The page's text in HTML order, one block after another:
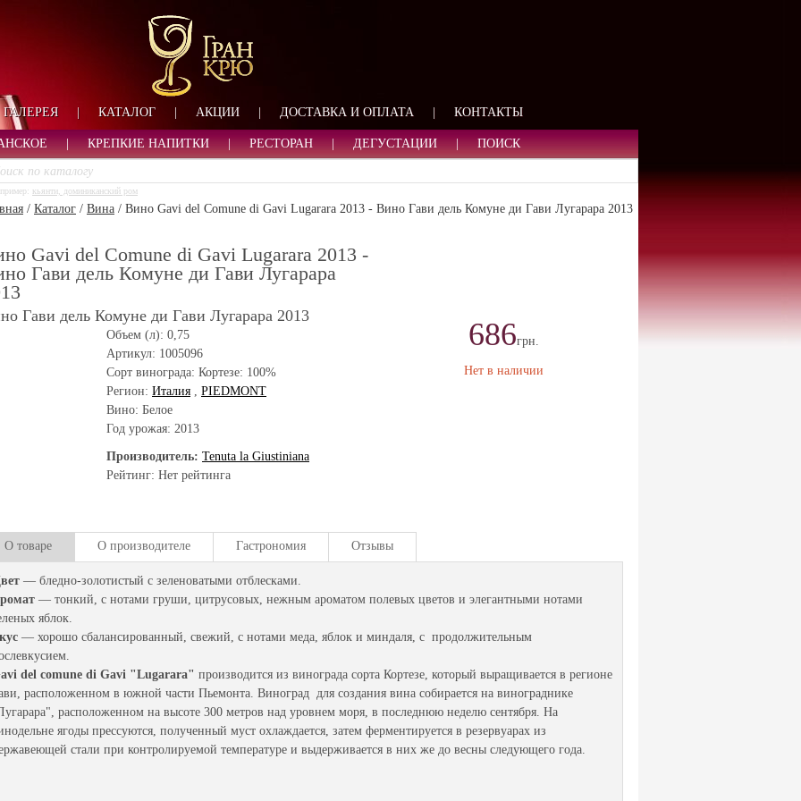
ЛОГИН
ЗАПОМНИТЬ МЕНЯ
ЗАБЫЛИ ПАРОЛЬ?
ВАШЕ ИМЯ:
ТЕЛЕФОН:
ИМЯ
ГАЛЕРЕЯ | КАТАЛОГ АКЦИИ ДОСТАВКА И ОПЛАТА КОНТАКТЫ
КРЕПКИЕ НАПИТКИ РЕСТОРАН ДЕГУСТАЦИИ ПОИСК
кьянти, доминиканский ром
/ Каталог / Вина / Вино Gavi del Comune di Gavi Lugarara 2013 - Вино Гави дель Комуне ди Гави Лугарара 2013
Gavi del Comune di Gavi Lugarara 2013 -
Гави дель Комуне ди Гави Лугарара
Гави дель Комуне ди Гави Лугарара 2013
Объем (л): 0,75
Артикул: 1005096
Сорт винограда: Кортезе: 100%
Регион: Италия , PIEDMONT
Вино: Белое
Год урожая: 2013
Производитель: Tenuta la Giustiniana
Рейтинг: Нет рейтинга
686грн.
Нет в наличии
О товаре О производителе Гастрономия Отзывы
— бледно-золотистый с зеленоватыми отблесками.
— тонкий, с нотами груши, цитрусовых, нежным ароматом полевых цветов и элегантными нотами
яблок.
— хорошо сбалансированный, свежий, с нотами меда, яблок и миндаля, с продолжительным
del comune di Gavi "Lugarara" производится из винограда сорта Кортезе, который выращивается в регионе
расположенном в южной части Пьемонта. Виноград для создания вина собирается на винограднике
расположенном на высоте 300 метров над уровнем моря, в последнюю неделю сентября. На
ягоды прессуются, полученный муст охлаждается, затем ферментируется в резервуарах из
стали при контролируемой температуре и выдерживается в них же до весны следующего года.